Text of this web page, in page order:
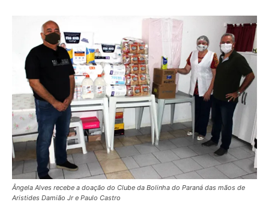
Ângela Alves recebe a doação do Clube da Bolinha do Paraná das mãos de
Aristides Damião Jr e Paulo Castro